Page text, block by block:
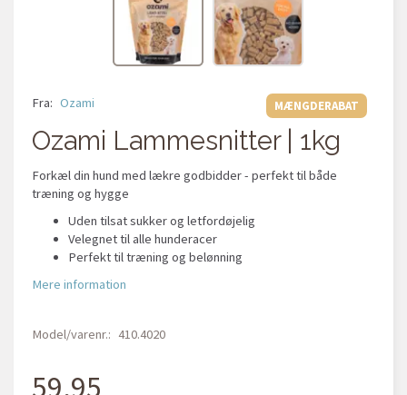
MÆNGDERABAT
Fra: Ozami
Ozami Lammesnitter | 1kg
Forkæl din hund med lækre godbidder - perfekt til både
træning og hygge
Uden tilsat sukker og letfordøjelig
Velegnet til alle hunderacer
Perfekt til træning og belønning
Mere information
Model/varenr.: 410.4020
59,95